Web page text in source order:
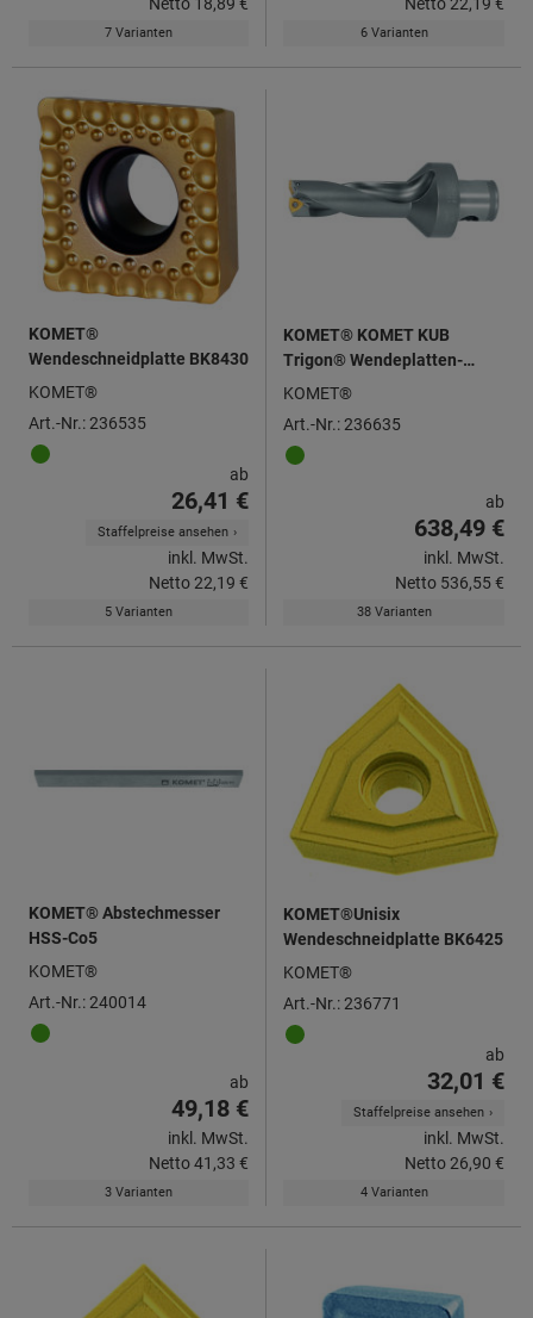
7 Varianten 6 Varianten
KOMET®
Wendeschneidplatte BK8430
KOMET®
Art.-Nr.: 236535
ab
26,41 €
Staffelpreise ansehen
inkl. MwSt.
Netto22,19 €
5 Varianten
KOMET® KOMET KUB
Trigon® Wendeplatten-
Vollbohrer mit ABS® Schaft,
WOEX
KOMET®
Art.-Nr.: 236635
ab
638,49 €
inkl. MwSt.
Netto 536,55 €
38 Varianten
KOMET® Abstechmesser
HSS-Co5
KOMET®
Art.-Nr.: 240014
ab
49,18 €
inkl. MwSt.
Netto41,33 €
3 Varianten
KOMET®Unisix
Wendeschneidplatte BK6425
KOMET®
Art.-Nr.: 236771
ab
32,01 €
Staffelpreise ansehen
inkl. MwSt.
Netto26,90 €
4 Varianten